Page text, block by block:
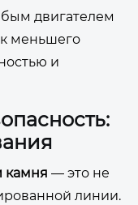
двигателем
меньшего
и
камня — это не
линии.